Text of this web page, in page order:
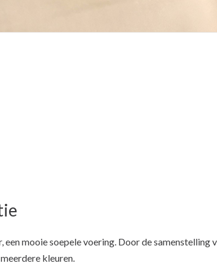
een mooie soepele voering. Door de
kleuren.